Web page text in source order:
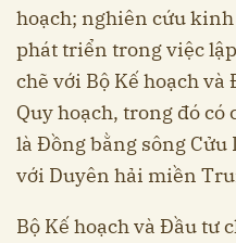
hoạch; nghiên cứu
phát triển trong việc
chẽ với Bộ Kế hoạch
Quy hoạch, trong đó
là Đồng bằng sông Cửu
với Duyên hải miền
Bộ Kế hoạch và Đầu tư